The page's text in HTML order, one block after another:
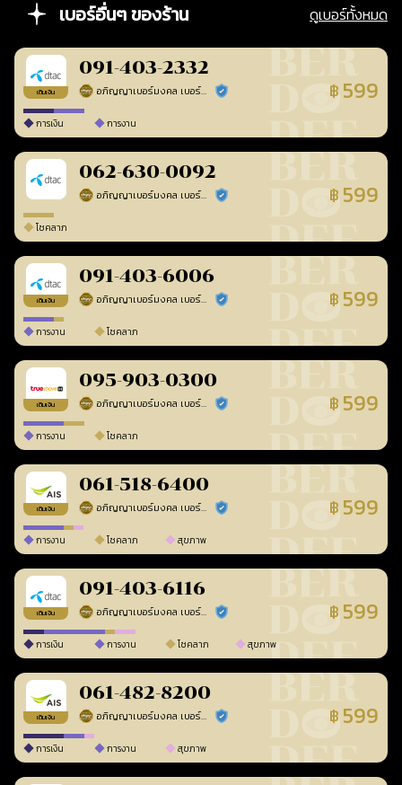
เบอร์อื่นๆ ของร้าน ดูเบอร์ทั้งหมด
เติมเงิน
091-403-2332
อภิญญาเบอร์มงคล เบอร์สวยเลขศาสตร์ ร้านยืนยันแล้ว ฿ 599
การเงิน การงาน
062-630-0092
อภิญญาเบอร์มงคล เบอร์สวยเลขศาสตร์ ร้านยืนยันแล้ว ฿ 599
โชคลาภ
เติมเงิน
091-403-6006
อภิญญาเบอร์มงคล เบอร์สวยเลขศาสตร์ ร้านยืนยันแล้ว ฿ 599
การงาน โชคลาภ
เติมเงิน
095-903-0300
อภิญญาเบอร์มงคล เบอร์สวยเลขศาสตร์ ร้านยืนยันแล้ว ฿ 599
การงาน โชคลาภ
เติมเงิน
061-518-6400
อภิญญาเบอร์มงคล เบอร์สวยเลขศาสตร์ ร้านยืนยันแล้ว ฿ 599
การงาน โชคลาภ สุขภาพ
เติมเงิน
091-403-6116
อภิญญาเบอร์มงคล เบอร์สวยเลขศาสตร์ ร้านยืนยันแล้ว ฿ 599
การเงิน การงาน โชคลาภ สุขภาพ
เติมเงิน
061-482-8200
อภิญญาเบอร์มงคล เบอร์สวยเลขศาสตร์ ร้านยืนยันแล้ว ฿ 599
การเงิน การงาน สุขภาพ